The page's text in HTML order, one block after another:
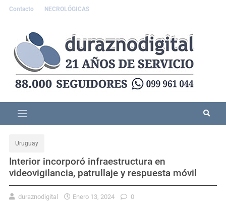
Contacto NECROLÓGICAS
Uruguay
Interior incorporó infraestructura en
videovigilancia, patrullaje y respuesta móvil
duraznodigital Enero 13, 2024 0